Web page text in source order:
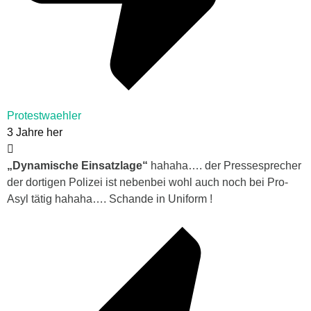
Protestwaehler
3 Jahre her
„Dynamische Einsatzlage“ hahaha…. der Pressesprecher
der dortigen Polizei ist nebenbei wohl auch noch bei Pro-
Asyl tätig hahaha…. Schande in Uniform !